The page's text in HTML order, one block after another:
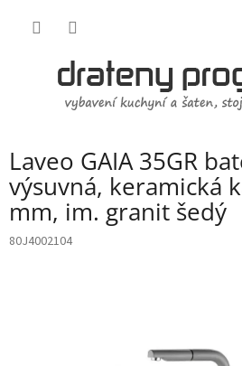
Laveo GAIA 35GR
výsuvná, keramická
mm, im. granit šedý
80J4002104